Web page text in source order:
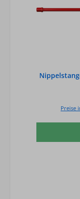
Preise